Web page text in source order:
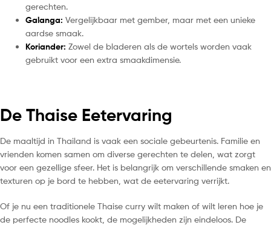
gerechten.
Galanga: Vergelijkbaar met gember, maar met een unieke
aardse smaak.
Koriander: Zowel de bladeren als de wortels worden vaak
gebruikt voor een extra smaakdimensie.
De Thaise Eetervaring
De maaltijd in Thailand is vaak een sociale gebeurtenis. Familie en
vrienden komen samen om diverse gerechten te delen, wat zorgt
voor een gezellige sfeer. Het is belangrijk om verschillende smaken en
texturen op je bord te hebben, wat de eetervaring verrijkt.
Of je nu een traditionele Thaise curry wilt maken of wilt leren hoe je
de perfecte noodles kookt, de mogelijkheden zijn eindeloos. De